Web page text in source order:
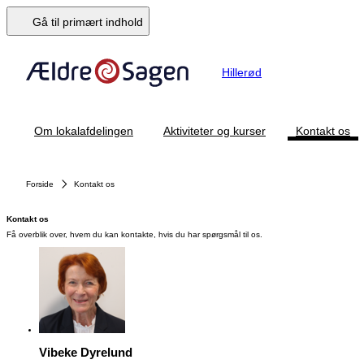
Gå til primært indhold
Hillerød
Om lokalafdelingen Aktiviteter og kurser Kontakt os
Forside Kontakt os
Kontakt os
Få overblik over, hvem du kan kontakte, hvis du har spørgsmål til os.
Vibeke Dyrelund